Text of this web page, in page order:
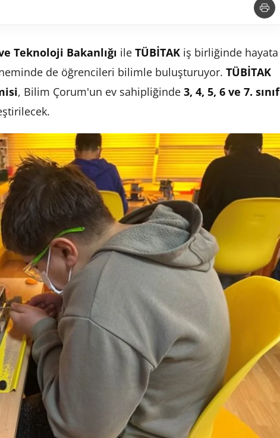
Teknoloji Bakanlığı ile TÜBİTAK iş birliğinde hayata
de öğrencileri bilimle buluşturuyor. TÜBİTAK
, Bilim Çorum'un ev sahipliğinde 3, 4, 5, 6 ve 7. sınıf